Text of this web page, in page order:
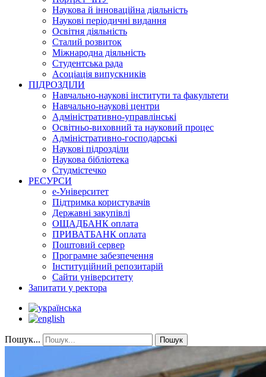
Наукова й інноваційна діяльність
Наукові періодичні видання
Освітня діяльність
Сталий розвиток
Міжнародна діяльність
Студентська рада
Асоціація випускників
ПІДРОЗДІЛИ
Навчально-наукові інститути та факультети
Навчально-наукові центри
Адміністративно-управлінські
Освітньо-виховний та науковий процес
Адміністративно-господарські
Наукові підрозділи
Наукова бібліотека
Студмістечко
РЕСУРСИ
е-Університет
Підтримка користувачів
Державні закупівлі
ОЩАДБАНК оплата
ПРИВАТБАНК оплата
Поштовий сервер
Програмне забезпечення
Інституційний репозитарій
Сайти університету
Запитати у ректора
Пошук... Пошук